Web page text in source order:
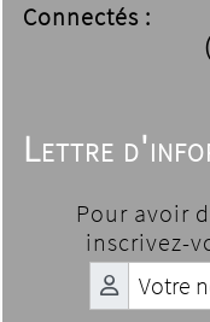
Connectés :
Lettre
Pour avoir
inscrivez-